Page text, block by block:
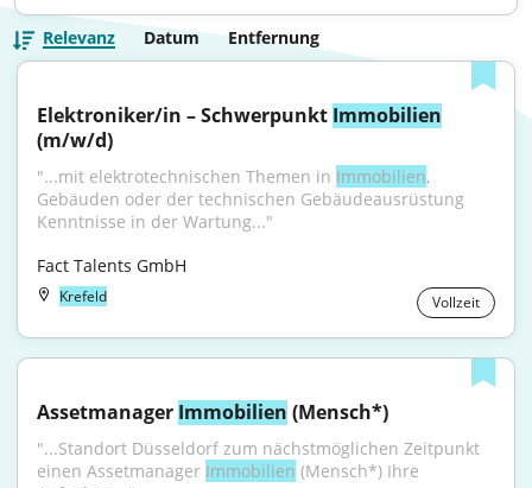
Relevanz Datum Entfernung
Elektroniker/in – Schwerpunkt Immobilien
(m/w/d)
"...mit elektrotechnischen Themen in Immobilien,
Gebäuden oder der technischen Gebäudeausrüstung
Kenntnisse in der Wartung..."
Fact Talents GmbH
Krefeld Vollzeit
Assetmanager Immobilien (Mensch*)
"...Standort Düsseldorf zum nächstmöglichen Zeitpunkt
einen Assetmanager Immobilien (Mensch*) Ihre